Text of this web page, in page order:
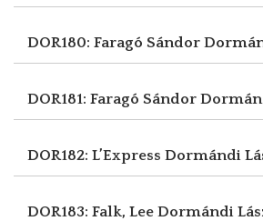
DOR180: Faragó Sándor
DOR181: Faragó Sándor
DOR182: L’Express Dormándi
DOR183: Falk, Lee Dormándi